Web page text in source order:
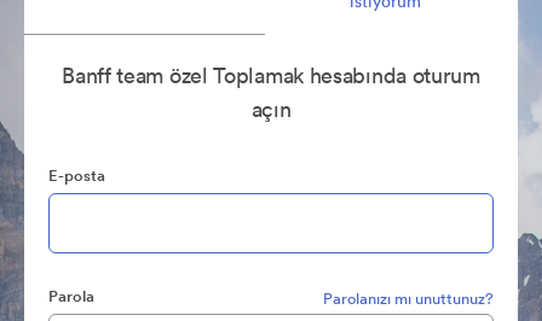
Banff team özel Toplamak hesabında oturum
açın
E-posta
Parola Parolanızı mı unuttunuz?